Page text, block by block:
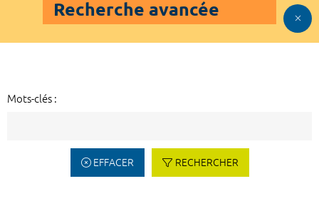
Recherche avancée
Mots-clés :
EFFACER RECHERCHER